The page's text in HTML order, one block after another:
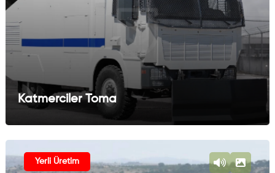
Katmerciler Toma
Yerli Üretim